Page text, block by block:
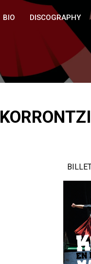
BIO DISCOGRAPHY